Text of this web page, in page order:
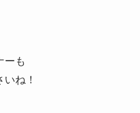
ーも
ね！